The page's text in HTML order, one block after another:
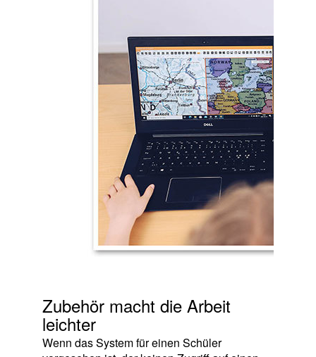
Zubehör macht die Arbeit
leichter
Wenn das System für einen Schüler